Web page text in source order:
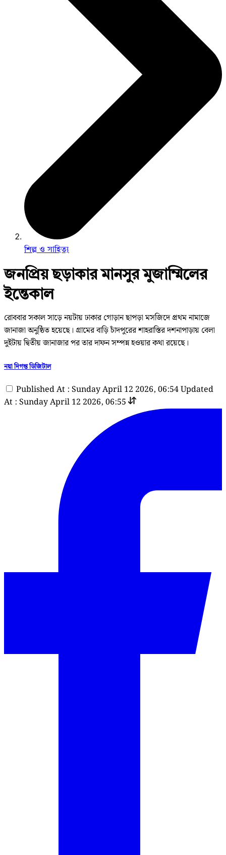
শিল্প ও সাহিত্য
জনপ্রিয় ছড়াকার মানসুর মুজাম্মিলের
ইন্তেকাল
রোববার সকাল সাড়ে নয়টায় ঢাকার গোড়ান ছাপড়া মসজিদে প্রথম নামাজে
জানাজা অনুষ্ঠিত হয়েছে। গ্রামের বাড়ি চাঁদপুরের শাহরাস্তির দশনাপাড়ায় বেলা
দুইটায় দ্বিতীয় জানাজার পর তার দাফন সম্পন্ন হওয়ার কথা রয়েছে।
নয়া দিগন্ত ডিজিটাল
Published At : Sunday April 12 2026, 06:54Updated
At : Sunday April 12 2026, 06:55